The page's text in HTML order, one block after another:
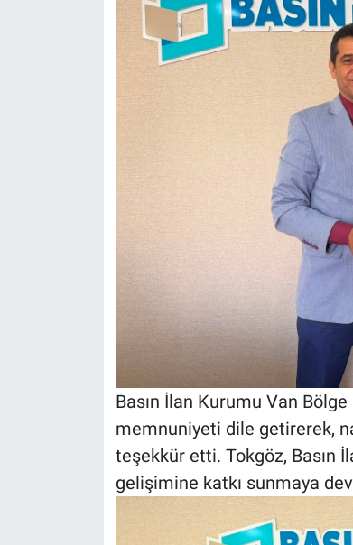
Basın İlan Kurumu Van
memnuniyeti dile getirerek,
teşekkür etti. Tokgöz, Basın
gelişimine katkı sunmaya